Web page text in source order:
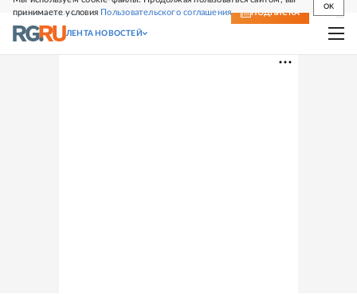
принимаете условия Пользовательского соглашения
OK
СВЕЖИЙ НОМЕР ПОДПИСКА
ЛЕНТА НОВОСТЕЙ